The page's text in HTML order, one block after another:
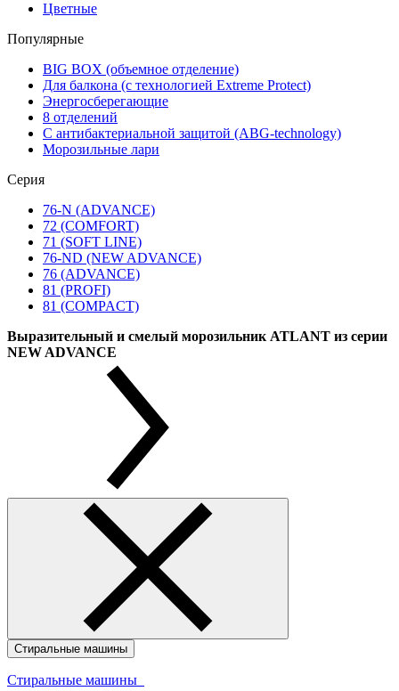
Цветные
Популярные
BIG BOX (объемное отделение)
Для балкона (с технологией Extreme Protect)
Энергосберегающие
8 отделений
С антибактериальной защитой (ABG-technology)
Морозильные лари
Серия
76-N (ADVANCE)
72 (COMFORT)
71 (SOFT LINE)
76-ND (NEW ADVANCE)
76 (ADVANCE)
81 (PROFI)
81 (COMPACT)
Выразительный и смелый морозильник ATLANT из серии
NEW ADVANCE
Стиральные машины
Стиральные машины